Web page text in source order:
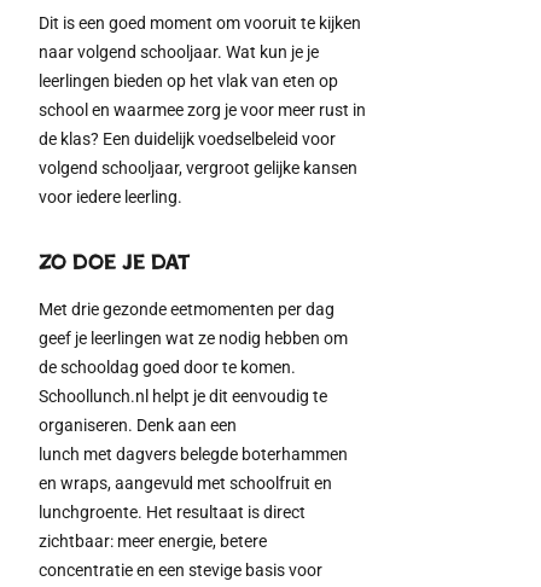
Dit iseen goed moment om vooruit te kijken
naar volgend schooljaar. Wat kun je je
leerlingen bieden op het vlak van eten op
school en waarmee zorg je voor meer rust in
de klas? Een duidelijk voedselbeleid voor
volgend schooljaar, vergroot gelijke kansen
voor iedere leerling.
Zo doe je dat
Met drie gezonde eetmomenten per dag
geef je leerlingen wat ze nodig hebben om
deschooldag goed door te komen.
Schoollunch.nl helpt jedit eenvoudig te
organiseren. Denk aan een
lunch met dagvers belegde boterhammen
en wraps, aangevuld met schoolfruit en
lunchgroente. Het resultaat isdirect
zichtbaar: meer energie, betere
concentratieen een stevige basis voor